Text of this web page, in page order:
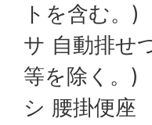
トを含む。)
サ 自動排せ
等を除く。)
シ 腰掛便座